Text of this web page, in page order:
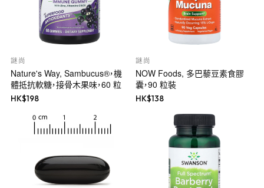
謎尚
Nature's Way, Sambucus®，機
體抵抗軟糖，接骨木果味，60 粒
HK$198
謎尚
NOW Foods, 多巴藜豆素食膠
囊，90 粒裝
HK$138